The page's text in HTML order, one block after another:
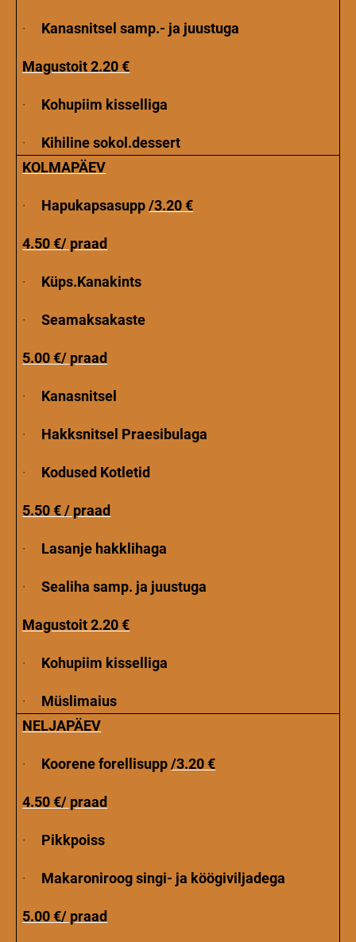
· Kanasnitsel samp.- ja juustuga
Magustoit 2.20 €
· Kohupiim kisselliga
· Kihiline sokol.dessert
KOLMAPÄEV
· Hapukapsasupp/3.20 €
4.50 €/ praad
· Küps.Kanakints
·Seamaksakaste
5.00 €/ praad
· Kanasnitsel
· Hakksnitsel Praesibulaga
· Kodused Kotletid
5.50 € / praad
· Lasanje hakklihaga
·Sealiha samp. ja juustuga
Magustoit 2.20 €
· Kohupiim kisselliga
· Müslimaius
NELJAPÄEV
· Koorene forellisupp/3.20 €
4.50 €/ praad
· Pikkpoiss
· Makaroniroog singi- ja köögiviljadega
5.00 €/ praad